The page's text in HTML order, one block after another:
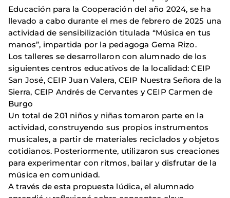
Educación para la Cooperación del año 2024, se ha
llevado a cabo durante el mes de febrero de 2025 una
actividad de sensibilización titulada “Música en tus
manos”, impartida por la pedagoga Gema Rizo.
Los talleres se desarrollaron con alumnado de los
siguientes centros educativos de la localidad: CEIP
San José, CEIP Juan Valera, CEIP Nuestra Señora de la
Sierra, CEIP Andrés de Cervantes y CEIP Carmen de
Burgo
Un total de 201 niños y niñas tomaron parte en la
actividad, construyendo sus propios instrumentos
musicales, a partir de materiales reciclados y objetos
cotidianos. Posteriormente, utilizaron sus creaciones
para experimentar con ritmos, bailar y disfrutar de la
música en comunidad.
A través de esta propuesta lúdica, el alumnado